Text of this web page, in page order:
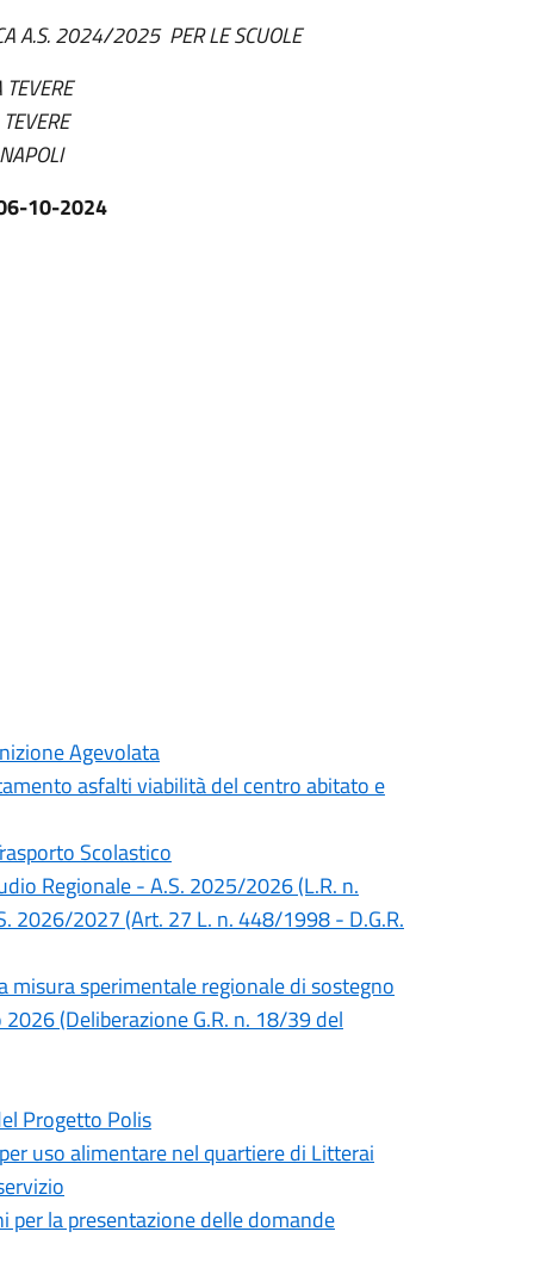
A.S. 2024/2025 PER LE SCUOLE
06-10-2024
Agevolata
asfalti viabilità del centro abitato e
Scolastico
Regionale - A.S. 2025/2026 (L.R. n.
2026/2027 (Art. 27 L. n. 448/1998 - D.G.R.
misura sperimentale regionale di sostegno
(Deliberazione G.R. n. 18/39 del
Progetto Polis
uso alimentare nel quartiere di Litterai
la presentazione delle domande